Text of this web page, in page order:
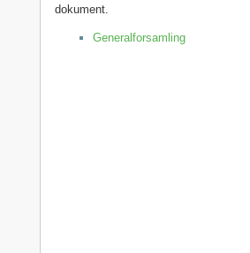
dokument.
Generalforsamling